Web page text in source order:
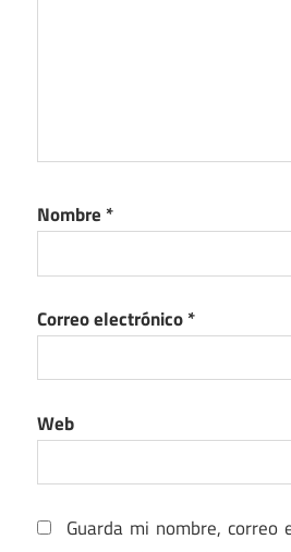
Nombre *
Correo electrónico*
Web
Guarda mi nombre, correo